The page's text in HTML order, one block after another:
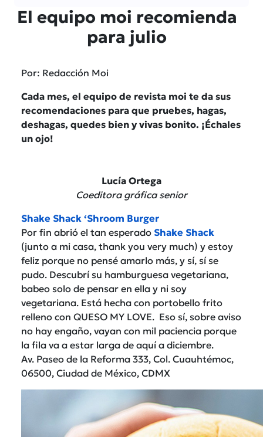
El equipo moi recomienda
para julio
Por: Redacción Moi
Cada mes, el equipo de revista moi te da sus
recomendaciones para que pruebes, hagas,
deshagas, quedes bien y vivas bonito. ¡Échales
un ojo!
Lucía Ortega
Coeditora gráfica senior
Shake Shack ‘Shroom Burger
Por fin abrió el tan esperado Shake Shack
(junto a mi casa, thank you very much) y estoy
feliz porque no pensé amarlo más, y sí, sí se
pudo. Descubrí su hamburguesa vegetariana,
babeo solo de pensar en ella y ni soy
vegetariana. Está hecha con portobello frito
relleno con QUESO MY LOVE. Eso sí, sobre aviso
no hay engaño, vayan con mil paciencia porque
la fila va a estar larga de aquí a diciembre.
Av. Paseo de la Reforma 333, Col. Cuauhtémoc,
06500, Ciudad de México, CDMX